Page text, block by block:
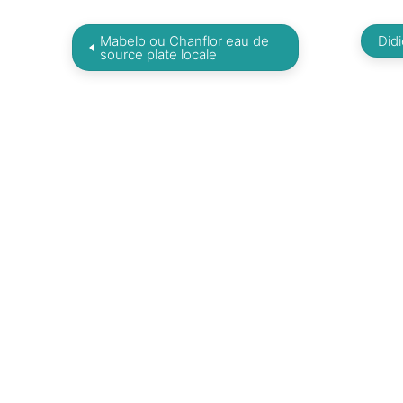
Mabelo ou Chanflor eau de
source plate locale